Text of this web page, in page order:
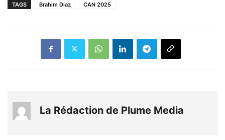
TAGS Brahim Diaz CAN 2025
La Rédaction de Plume Media